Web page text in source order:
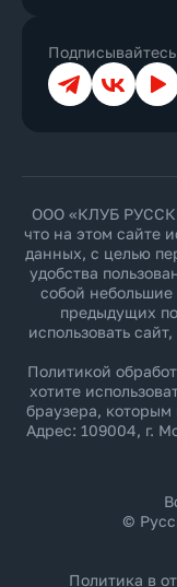
Подписывайтесь
ТелеграмВКонтакте
ООО «КЛУБ
что на этом сайте
данных, с целью
удобства
собой
предыдущих
использовать
Политикой
хотите
браузера, которым
Адрес: 109004, г.
©
Политика в